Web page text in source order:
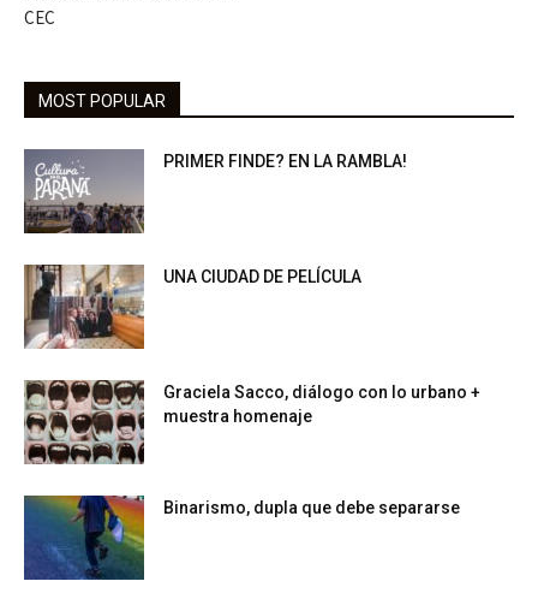
CEC
MOST POPULAR
PRIMER FINDE? EN LA RAMBLA!
UNA CIUDAD DE PELÍCULA
Graciela Sacco, diálogo con lo urbano +
muestra homenaje
Binarismo, dupla que debe separarse